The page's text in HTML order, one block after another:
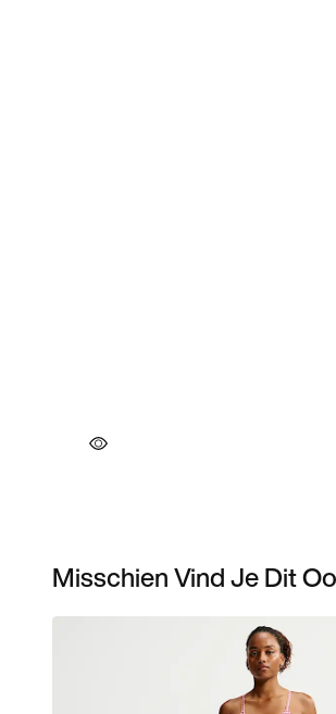
Misschien Vind Je Dit